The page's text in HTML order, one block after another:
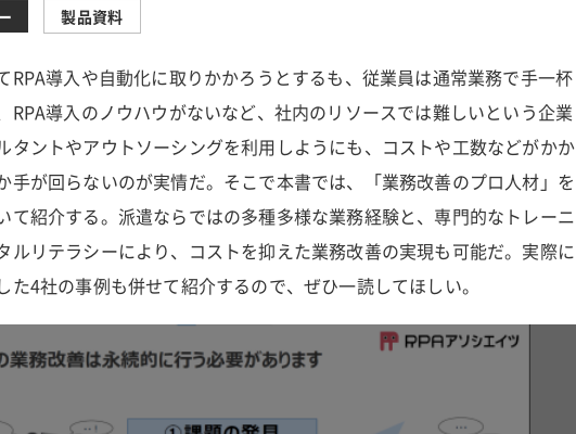
製品資料
RPA導入や自動化に取りかかろうとするも、従業員は通常業務で手一杯
RPA導入のノウハウがないなど、社内のリソースでは難しいという企業
タントやアウトソーシングを利用しようにも、コストや工数などがかか
手が回らないのが実情だ。そこで本書では、「業務改善のプロ人材」を
て紹介する。派遣ならではの多種多様な業務経験と、専門的なトレーニ
ルリテラシーにより、コストを抑えた業務改善の実現も可能だ。実際に
た4社の事例も併せて紹介するので、ぜひ一読してほしい。